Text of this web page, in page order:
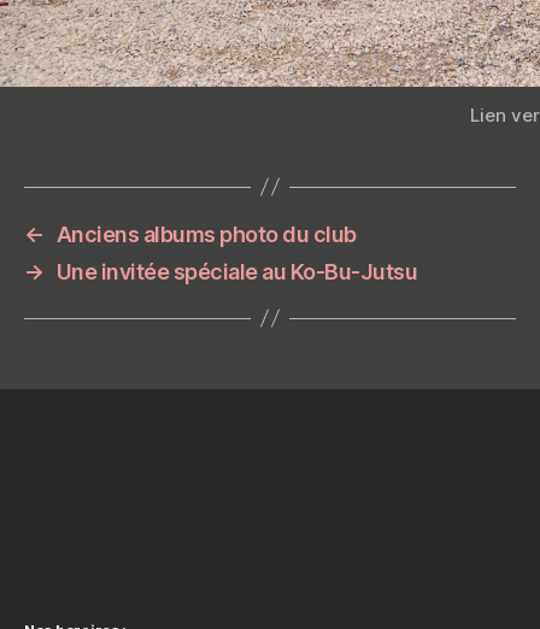
Lien
←
Anciens albums photo du club
→
Une invitée spéciale au Ko-Bu-Jutsu